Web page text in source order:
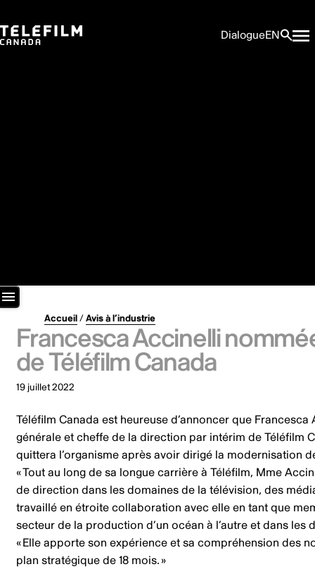
DialogueEN
Accueil/Avis à l’industrie
Francesca Accinelli
de Téléfilm Canada
19 juillet 2022
Téléfilm Canada est heureuse d’annoncer que
générale et cheffe de la direction par intérim de Téléfilm
quittera l’organismeaprès avoir dirigé la modernisation
« Tout au long de sa longue carrière à Téléfilm, Mme
de direction dans les domaines de la télévision, des
travaillé en étroite collaboration avec elle en tant que
secteur de la production d’un océan à l’autre et dans les
« Elle apporte son expérience et sa compréhension des
plan stratégique de 18 mois. »